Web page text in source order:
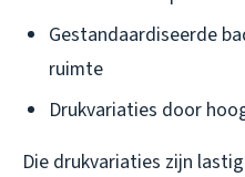
Gestandaardiseerde
ruimte
Drukvariaties door
Die drukvariaties zijn